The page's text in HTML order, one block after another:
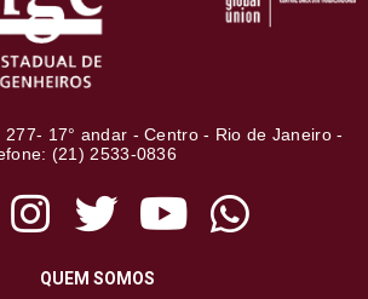
17° andar - Centro - Rio de Janeiro -
(21) 2533-0836
QUEM SOMOS